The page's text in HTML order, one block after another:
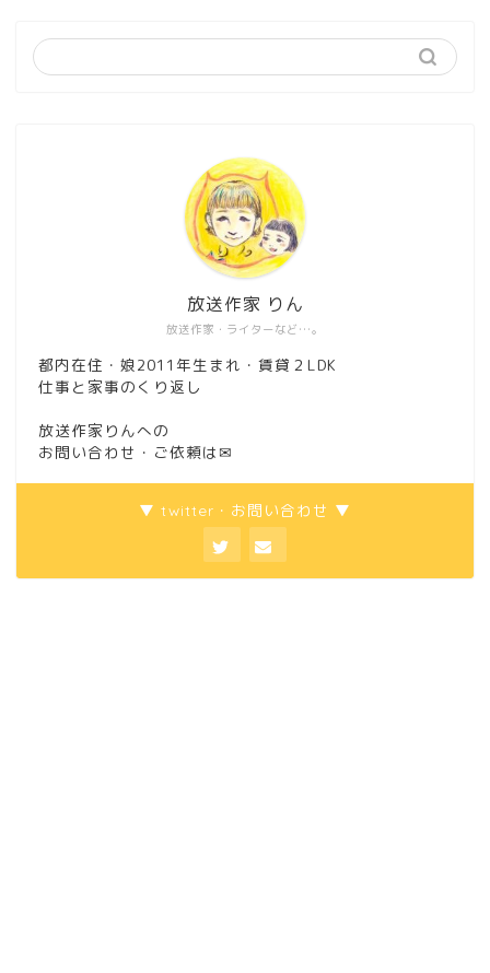
放送作家・ライターなど…。
放送作家 りん
都内在住・娘2011年生まれ・賃貸２LDK
仕事と家事のくり返し
放送作家りんへの
お問い合わせ・ご依頼は ✉
▼ twitter・お問い合わせ ▼